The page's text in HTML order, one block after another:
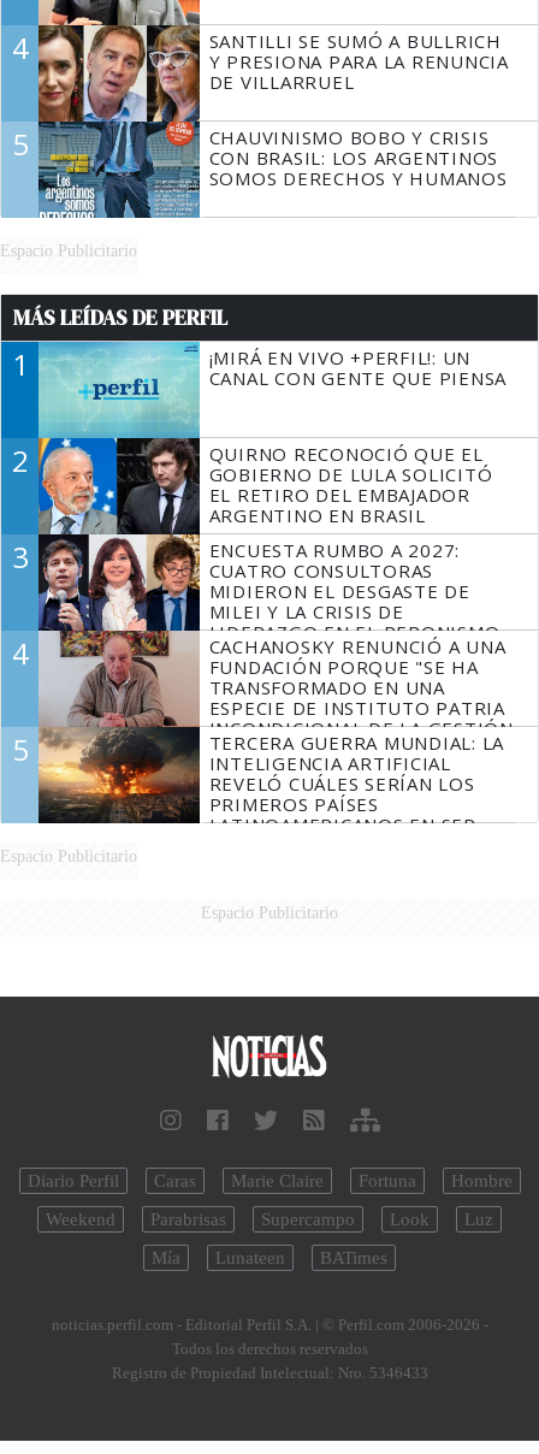
4
SANTILLI SE SUMÓ A BULLRICH
Y PRESIONA PARA LA RENUNCIA
DE VILLARRUEL
5
CHAUVINISMO BOBO Y CRISIS
CON BRASIL: LOS ARGENTINOS
SOMOS DERECHOS Y HUMANOS
Espacio Publicitario
MÁS LEÍDAS DE PERFIL
1
¡MIRÁ EN VIVO +PERFIL!: UN
CANAL CON GENTE QUE PIENSA
2
QUIRNO RECONOCIÓ QUE EL
GOBIERNO DE LULA SOLICITÓ
EL RETIRO DEL EMBAJADOR
ARGENTINO EN BRASIL
3
ENCUESTA RUMBO A 2027:
CUATRO CONSULTORAS
MIDIERON EL DESGASTE DE
MILEI Y LA CRISIS DE
LIDERAZGO EN EL PERONISMO
4
CACHANOSKY RENUNCIÓ A UNA
FUNDACIÓN PORQUE "SE HA
TRANSFORMADO EN UNA
ESPECIE DE INSTITUTO PATRIA
INCONDICIONAL DE LA GESTIÓN
DE MILEI"
5
TERCERA GUERRA MUNDIAL: LA
INTELIGENCIA ARTIFICIAL
REVELÓ CUÁLES SERÍAN LOS
PRIMEROS PAÍSES
LATINOAMERICANOS EN SER
Espacio Publicitario
Espacio Publicitario
Diario Perfil Caras Marie Claire Fortuna
Hombre
Weekend
Parabrisas Supercampo Look
Luz
Mía
Lunateen BATimes
noticias.perfil.com - Editorial Perfil S.A. | © Perfil.com 2006-2026 -
Todos los derechos reservados
Registro de Propiedad Intelectual: Nro. 5346433